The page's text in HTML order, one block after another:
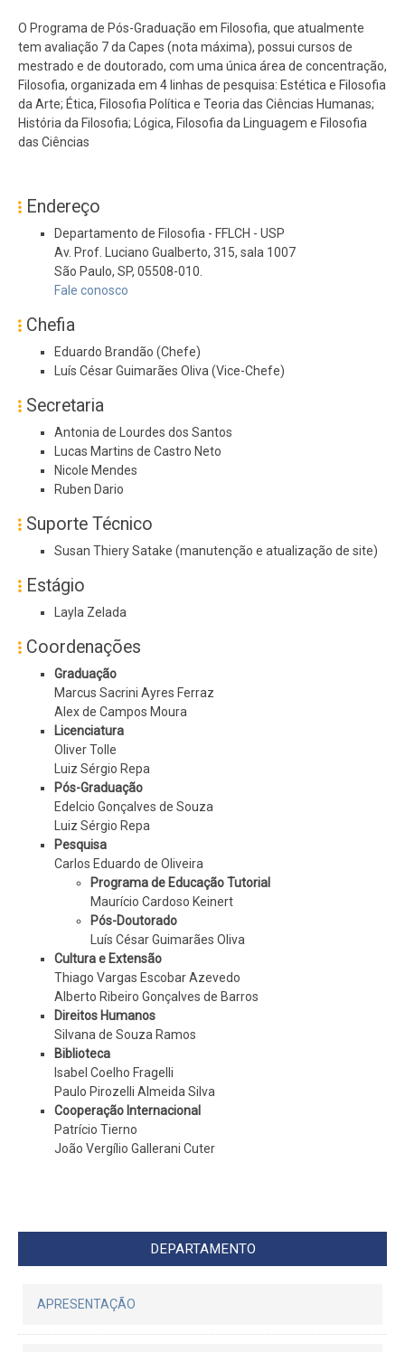
O Programa de Pós-Graduação em Filosofia, que atualmente
tem avaliação 7 da Capes (nota máxima), possui cursos de
mestrado e de doutorado, com uma única área de concentração,
Filosofia, organizada em 4 linhas de pesquisa: Estética e Filosofia
da Arte; Ética, Filosofia Política e Teoria das Ciências Humanas;
História da Filosofia; Lógica, Filosofia da Linguagem e Filosofia
das Ciências
Endereço
Departamento de Filosofia - FFLCH - USP
Av. Prof. Luciano Gualberto, 315, sala 1007
São Paulo, SP, 05508-010.
Fale conosco
Chefia
Eduardo Brandão (Chefe)
Luís César Guimarães Oliva (Vice-Chefe)
Secretaria
Antonia de Lourdes dos Santos
Lucas Martins de Castro Neto
Nicole Mendes
Ruben Dario
Suporte Técnico
Susan Thiery Satake (manutenção e atualização de site)
Estágio
Layla Zelada
Coordenações
Graduação
Marcus Sacrini Ayres Ferraz
Alex de Campos Moura
Licenciatura
Oliver Tolle
Luiz Sérgio Repa
Pós-Graduação
Edelcio Gonçalves de Souza
Luiz Sérgio Repa
Pesquisa
Carlos Eduardo de Oliveira
Programa de Educação Tutorial
Maurício Cardoso Keinert
Pós-Doutorado
Luís César Guimarães Oliva
Cultura e Extensão
Thiago Vargas Escobar Azevedo
Alberto Ribeiro Gonçalves de Barros
Direitos Humanos
Silvana de Souza Ramos
Biblioteca
Isabel Coelho Fragelli
Paulo Pirozelli Almeida Silva
Cooperação Internacional
Patrício Tierno
João Vergílio Gallerani Cuter
DEPARTAMENTO
APRESENTAÇÃO